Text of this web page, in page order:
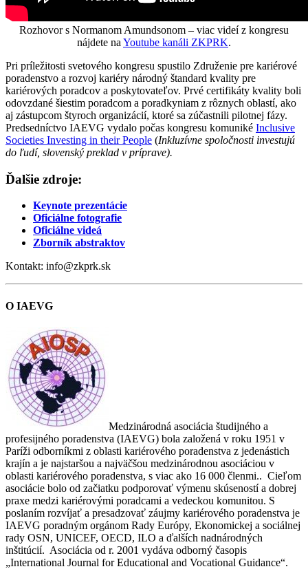
Rozhovor s Normanom Amundsonom – viac videí z kongresu
nájdete na Youtube kanáli ZKPRK.
Pri príležitosti svetového kongresu spustilo Združenie pre kariérové
poradenstvo a rozvoj kariéry národný štandard kvality pre
kariérových poradcov a poskytovateľov. Prvé certifikáty kvality boli
odovzdané šiestim poradcom a poradkyniam z rôznych oblastí, ako
aj zástupcom štyroch organizácií, ktoré sa zúčastnili pilotnej fázy.
Predsedníctvo IAEVG vydalo počas kongresu komuniké Inclusive
Societies Investing in their People (Inkluzívne spoločnosti investujú
do ľudí, slovenský preklad v príprave).
Ďalšie zdroje:
Keynote prezentácie
Oficiálne fotografie
Oficiálne videá
Zborník abstraktov
Kontakt: info@zkprk.sk
O IAEVG
Medzinárodná asociácia študijného a
profesijného poradenstva (IAEVG) bola založená v roku 1951 v
Paríži odborníkmi z oblasti kariérového poradenstva z jedenástich
krajín a je najstaršou a najväčšou medzinárodnou asociáciou v
oblasti kariérového poradenstva, s viac ako 16 000 členmi.. Cieľom
asociácie bolo od začiatku podporovať výmenu skúseností a dobrej
praxe medzi kariérovými poradcami a vedeckou komunitou. S
poslaním rozvíjať a presadzovať záujmy kariérového poradenstva je
IAEVG poradným orgánom Rady Európy, Ekonomickej a sociálnej
rady OSN, UNICEF, OECD, ILO a ďalších nadnárodných
inštitúcií. Asociácia od r. 2001 vydáva odborný časopis
„International Journal for Educational and Vocational Guidance“.